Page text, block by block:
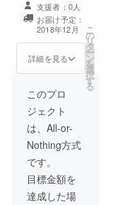
支援者：0人
お届け予定：
2018年12月
詳細を見る
こ
の
リ
タ
ー
ン
を
選
択
す
る
このプロ
ジェクト
は、All-or-
Nothing方式
です。
目標金額を
達成した場